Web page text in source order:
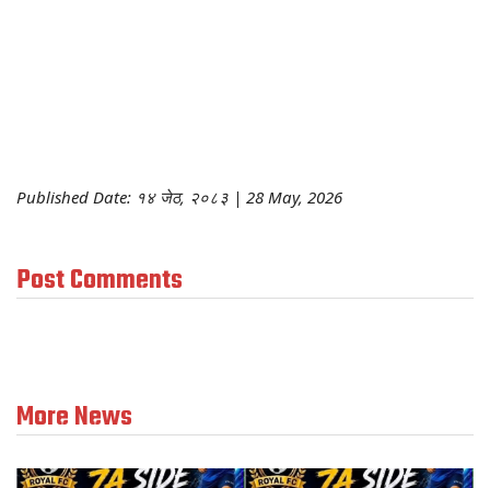
Published Date: १४ जेठ, २०८३ | 28 May, 2026
Post Comments
More News